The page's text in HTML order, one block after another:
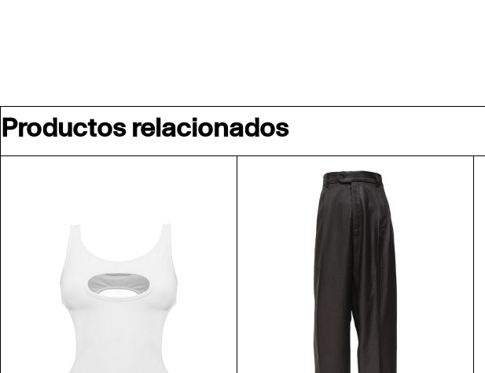
Productos relacionados